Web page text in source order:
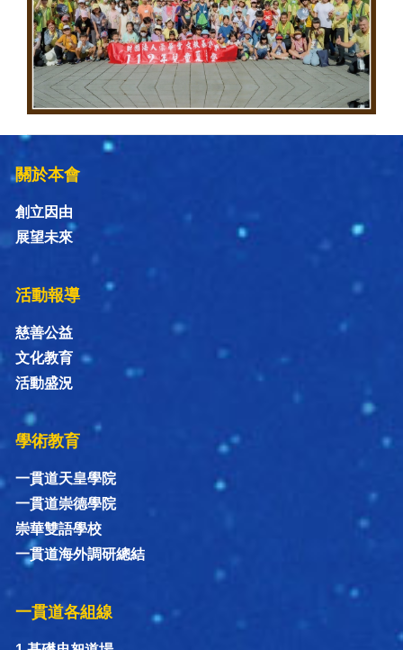
關於本會
創立因由
展望未來
活動報導
慈善公益
文化教育
活動盛況
學術教育
一貫道天皇學院
一貫道崇德學院
崇華雙語學校
一貫道海外調研總結
一貫道各組線